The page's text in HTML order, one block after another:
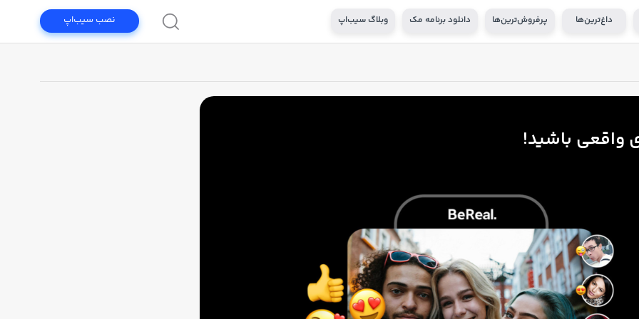
داغ‌ترین‌ها پرفروش‌ترین‌ها دانلود برنامه مک وبلاگ سیب‌اپ نصب سیب‌اپ
واقعی باشید!